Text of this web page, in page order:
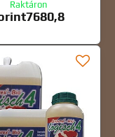
Raktáron